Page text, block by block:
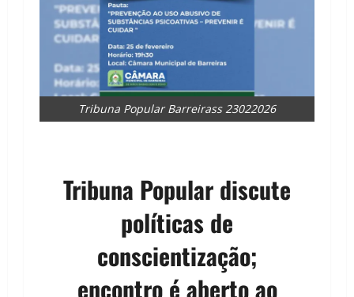
Tribuna Popular Barreirass 23022026
Tribuna Popular discute
políticas de
conscientização;
encontro é aberto ao